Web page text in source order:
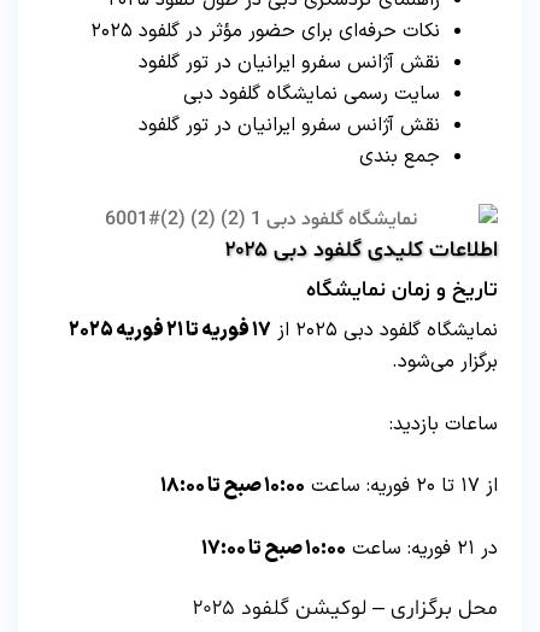
نکات حرفه‌ای برای حضور مؤثر در گلفود ۲۰۲۵
نقش آژانس سفرو ایرانیان در تور گلفود
سایت رسمی نمایشگاه گلفود دبی
نقش آژانس سفرو ایرانیان در تور گلفود
جمع‌ بندی
اطلاعات کلیدی گلفود دبی ۲۰۲۵
تاریخ و زمان نمایشگاه
نمایشگاه گلفود دبی ۲۰۲۵ از
۱۷ فوریه تا ۲۱ فوریه ۲۰۲۵
برگزار می‌شود.
ساعات بازدید:
از ۱۷ تا ۲۰ فوریه: ساعت ۱۰:۰۰ صبح تا ۱۸:۰۰
در ۲۱ فوریه: ساعت ۱۰:۰۰ صبح تا ۱۷:۰۰
محل برگزاری – لوکیشن گلفود ۲۰۲۵